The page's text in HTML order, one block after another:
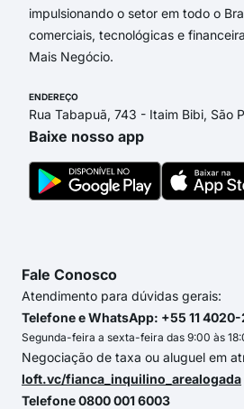
impulsionando o setor em todo o
comerciais, tecnológicas e
Mais Negócio.
ENDEREÇO
Rua Tabapuã, 743 - Itaim Bibi, São
Baixe nosso app
Fale Conosco
Atendimento para dúvidas gerais:
Telefone e WhatsApp: +55 11
Segunda-feira a sexta-feira das 9:00 às
Negociação de taxa ou aluguel em
loft.vc/fianca_inquilino_arealogada
Telefone 0800 001 6003